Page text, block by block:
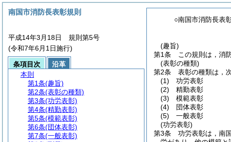
○南国市消防長表
(趣旨)
第1条
この規則は，消
(表彰の種類)
第2条
表彰の種類は，
(1)
功労表彰
(2)
精勤表彰
(3)
模範表彰
(4)
団体表彰
(5)
一般表彰
(功労表彰)
第3条
功労表彰は，南
南国市消防長表彰規則
平成14年3月18日 規則第5号
(令和7年6月1日施行)
条項目次
沿革
本則
第1条(趣旨)
第2条(表彰の種類)
第3条(功労表彰)
第4条(精勤表彰)
第5条(模範表彰)
第6条(団体表彰)
第7条(一般表彰)